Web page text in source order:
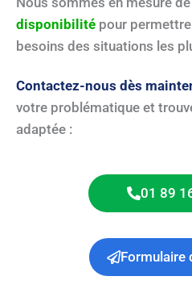
disponibilité pour
besoins des situations les
Contactez-nous dès
votre problématique et
adaptée :
01 89
Formulaire